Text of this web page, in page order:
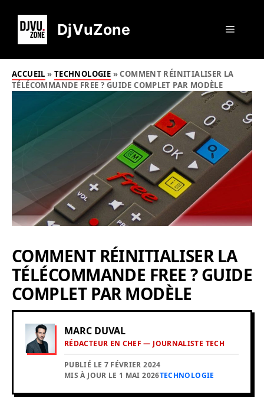
contenu
DjVuZone Menu
ACCUEIL » TECHNOLOGIE »COMMENT RÉINITIALISER LA
TÉLÉCOMMANDE FREE ? GUIDE COMPLET PAR MODÈLE
COMMENT RÉINITIALISER LA
TÉLÉCOMMANDE FREE ? GUIDE
COMPLET PAR MODÈLE
MARC DUVAL
RÉDACTEUR EN CHEF — JOURNALISTE TECH
PUBLIÉ LE 7 FÉVRIER 2024
MIS À JOUR LE 1 MAI 2026TECHNOLOGIE